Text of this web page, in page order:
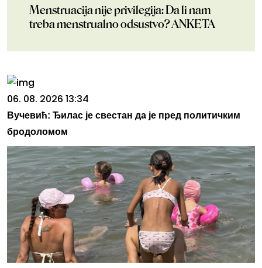
Menstruacija nije privilegija: Da li nam
treba menstrualno odsustvo? ANKETA
06. 08. 2026 13:34
Вучевић: Ђилас је свестан да је пред политичким
бродоломом